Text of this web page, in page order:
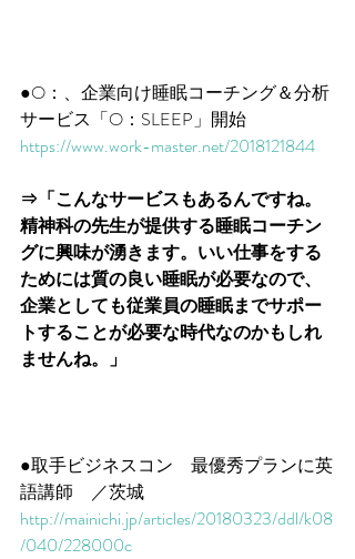
●O：、企業向け睡眠コーチング＆分析
サービス「O：SLEEP」開始
https://www.work-master.net/2018121844
⇒「こんなサービスもあるんですね。
精神科の先生が提供する睡眠コーチン
グに興味が湧きます。いい仕事をする
ためには質の良い睡眠が必要なので、
企業としても従業員の睡眠までサポー
トすることが必要な時代なのかもしれ
ませんね。」
●取手ビジネスコン　最優秀プランに英
語講師　／茨城
http://mainichi.jp/articles/20180323/ddl/k08
/040/228000c